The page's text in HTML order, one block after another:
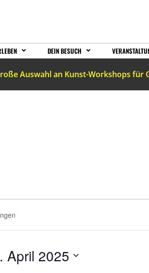
DEIN BESUCH
Auswahl an Kunst-Workshops für
April 2025